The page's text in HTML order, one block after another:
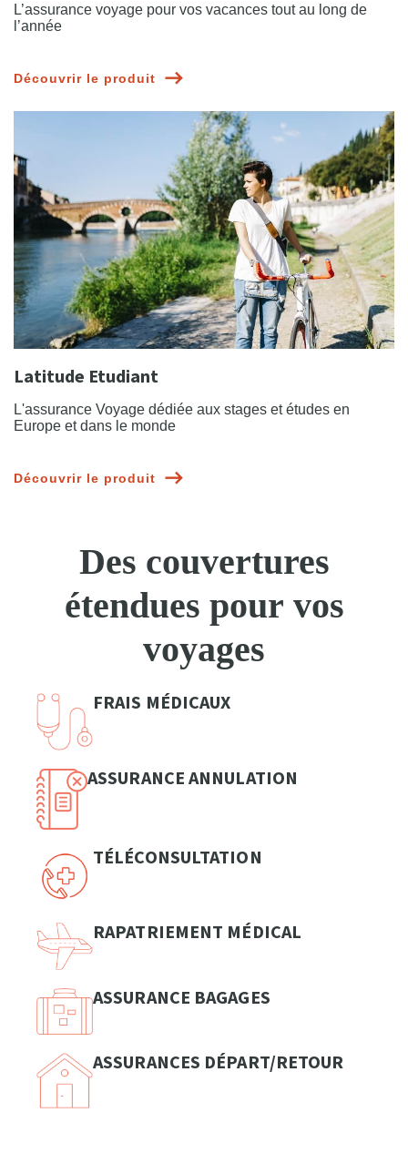
L’assurance voyage pour vos vacances tout au long de
l’année
Découvrir le produit
Latitude Etudiant
L'assurance Voyage dédiée aux stages et études en
Europe et dans le monde
Découvrir le produit
Des couvertures
étendues pour vos
voyages
FRAIS MÉDICAUX
ASSURANCE ANNULATION
TÉLÉCONSULTATION
RAPATRIEMENT MÉDICAL
ASSURANCE BAGAGES
ASSURANCES DÉPART/RETOUR